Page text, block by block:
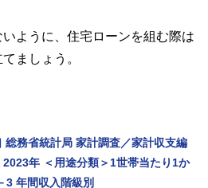
ように、住宅ローンを組む際は
ましょう。
務省統計局 家計調査／家計収支編
年 ＜用途分類＞1世帯当たり1か
3 年間収入階級別